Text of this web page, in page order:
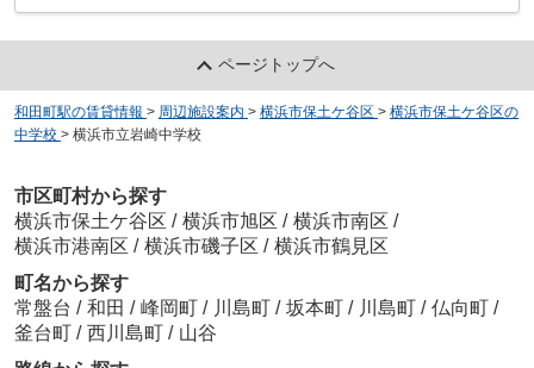
ページトップへ
和田町駅の賃貸情報 > 周辺施設案内 > 横浜市保土ケ谷区 > 横浜市保土ケ谷区の
中学校 > 横浜市立岩崎中学校
市区町村から探す
横浜市保土ケ谷区 / 横浜市旭区 / 横浜市南区 /
横浜市港南区 / 横浜市磯子区 / 横浜市鶴見区
町名から探す
常盤台 / 和田 / 峰岡町 / 川島町 / 坂本町 / 川島町 / 仏向町 /
釜台町 / 西川島町 / 山谷